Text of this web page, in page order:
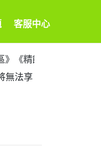
客服中心
精餾木酢液》《備
無法享